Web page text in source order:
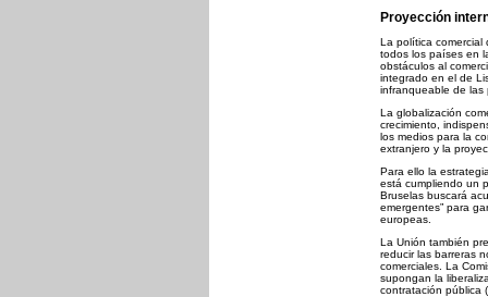
Proyección
La política comercial
todos los países en
obstáculos al
integrado en el de
infranqueable de las
La globalización
crecimiento,
los medios para la
extranjero y la
Para ello la
está cumpliendo un
Bruselas buscará
emergentes” para
europeas.
La Unión también
reducir las barreras
comerciales. La
supongan la
contratación pública